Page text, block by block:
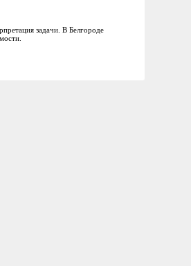
задачи. В Белгороде